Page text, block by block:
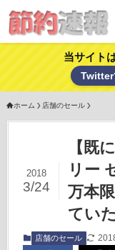
当サイト
Twitter
ホーム 店舗のセール
【既
リー
万本
ていた
2018
3/24
店舗のセール